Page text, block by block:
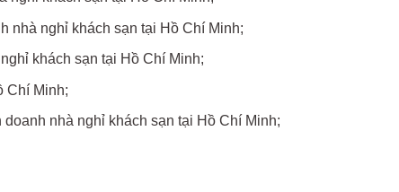
nhà nghỉ khách sạn tại Hồ Chí Minh;
khách sạn tại Hồ Chí Minh;
Chí Minh;
nhà nghỉ khách sạn tại Hồ Chí Minh;